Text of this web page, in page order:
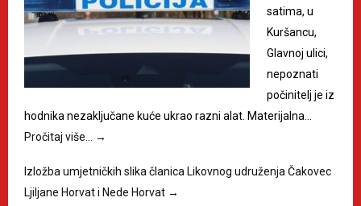
satima, u
Kuršancu,
Glavnoj ulici,
nepoznati
počinitelj je iz
hodnika nezaključane kuće ukrao razni alat. Materijalna…
Pročitaj više…
→
Izložba umjetničkih slika članica Likovnog udruženja Čakovec
Ljiljane Horvat i Nede Horvat →